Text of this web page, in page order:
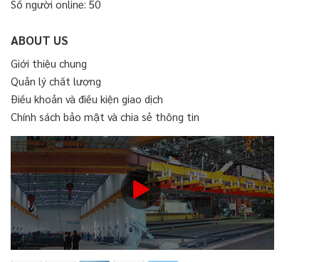
Số người online: 50
ABOUT US
Giới thiệu chung
Quản lý chất lượng
Điều khoản và điều kiện giao dịch
Chính sách bảo mật và chia sẻ thông tin